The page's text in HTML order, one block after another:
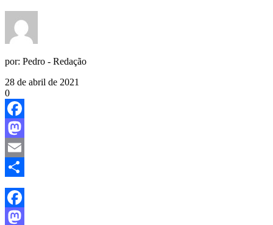
por: Pedro - Redação
28 de abril de 2021
0
Facebook
Mastodon
Email
Share
Facebook